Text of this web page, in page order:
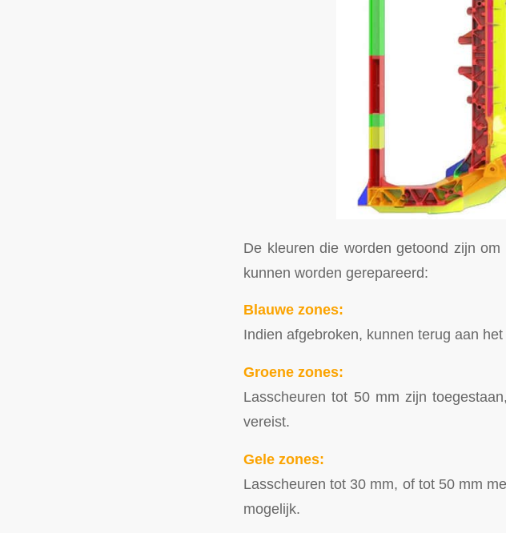
De kleuren die worden getoond zijn
kunnen worden gerepareerd:
Blauwe zones:
Indien afgebroken, kunnen terug aan
Groene zones:
Lasscheuren tot 50 mm zijn
vereist.
Gele zones:
Lasscheuren tot 30 mm, of tot 50 mm
mogelijk.